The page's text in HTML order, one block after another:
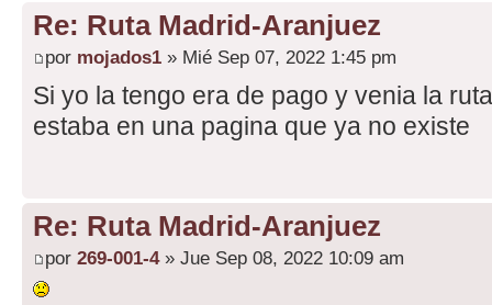
Re: Ruta Madrid-Aranjuez
por mojados1 » Mié Sep 07, 2022 1:45 pm
Si yo la tengo era de pago y venia la
estaba en una pagina que ya no existe
Re: Ruta Madrid-Aranjuez
por 269-001-4» Jue Sep 08, 2022 10:09 am